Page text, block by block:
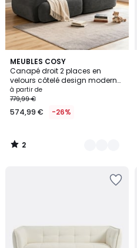
MEUBLES COSY
Canapé droit 2 places en
velours côtelé design moderne,
SNOW
à partir de
779,99 €
574,99 € -26%
2
/
5
5
Couleurs
2
/